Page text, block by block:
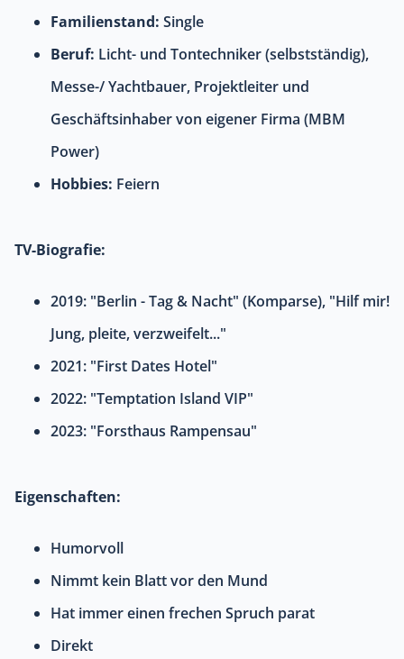
Familienstand: Single
Beruf: Licht- und Tontechniker (selbstständig),
Messe-/ Yachtbauer, Projektleiter und
Geschäftsinhaber von eigener Firma (MBM
Power)
Hobbies: Feiern
TV-Biografie:
2019: "Berlin - Tag & Nacht" (Komparse), "Hilf mir!
Jung, pleite, verzweifelt..."
2021: "First Dates Hotel"
2022: "Temptation Island VIP"
2023: "Forsthaus Rampensau"
Eigenschaften:
Humorvoll
Nimmt kein Blatt vor den Mund
Hat immer einen frechen Spruch parat
Direkt